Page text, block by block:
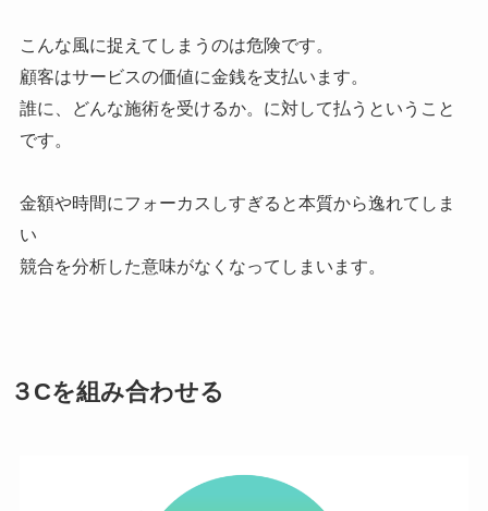
こんな風に捉えてしまうのは危険です。
顧客はサービスの価値に金銭を支払います。
誰に、どんな施術を受けるか。に対して払うということ
です。
金額や時間にフォーカスしすぎると本質から逸れてしま
い
競合を分析した意味がなくなってしまいます。
３Cを組み合わせる